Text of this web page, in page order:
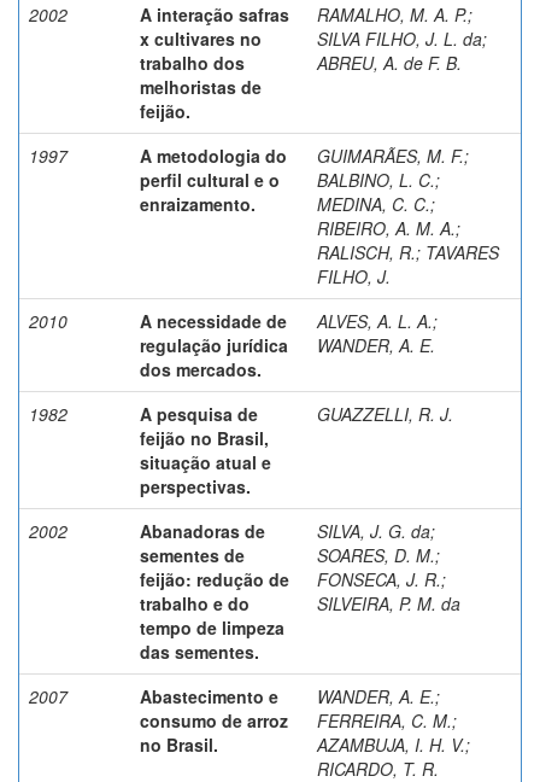
2002
A interação safras
x cultivares no
trabalho dos
melhoristas de
feijão.
RAMALHO, M. A. P.;
SILVA FILHO, J. L. da;
ABREU, A. de F. B.
1997
A metodologia do
perfil cultural e o
enraizamento.
GUIMARÃES, M. F.;
BALBINO, L. C.;
MEDINA, C. C.;
RIBEIRO, A. M. A.;
RALISCH, R.; TAVARES
FILHO, J.
2010
A necessidade de
regulação jurídica
dos mercados.
ALVES, A. L. A.;
WANDER, A. E.
1982
A pesquisa de
feijão no Brasil,
situação atual e
perspectivas.
GUAZZELLI, R. J.
2002
Abanadoras de
sementes de
feijão: redução de
trabalho e do
tempo de limpeza
das sementes.
SILVA, J. G. da;
SOARES, D. M.;
FONSECA, J. R.;
SILVEIRA, P. M. da
2007
Abastecimento e
consumo de arroz
no Brasil.
WANDER, A. E.;
FERREIRA, C. M.;
AZAMBUJA, I. H. V.;
RICARDO, T. R.